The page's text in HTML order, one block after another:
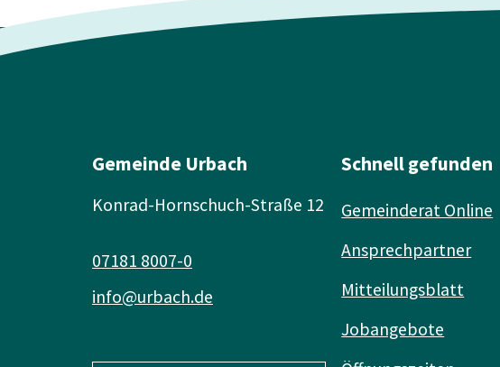
Gemeinde Urbach
Konrad-Hornschuch-Straße 12
info@urbach.de
07181 8007-0
Schnell gefunden
Gemeinderat Online
Ansprechpartner
Mitteilungsblatt
Jobangebote